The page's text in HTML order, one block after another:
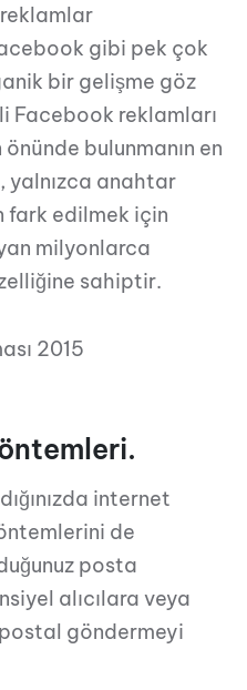
gibi pek çok
bir gelişme göz
Facebook reklamları
bulunmanın en
yalnızca anahtar
fark edilmek için
milyonlarca
sahiptir.
internet
de
posta
alıcılara veya
göndermeyi